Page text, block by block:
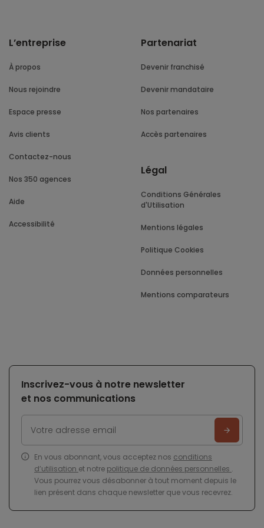
L’entreprise
À propos
Nous rejoindre
Espace presse
Avis clients
Contactez-nous
Nos 350 agences
Aide
Accessibilité
Partenariat
Devenir franchisé
Devenir mandataire
Nos partenaires
Accès partenaires
Légal
Conditions Générales
d'Utilisation
Mentions légales
Politique Cookies
Données personnelles
Mentions comparateurs
Inscrivez-vous à notre newsletter
et nos communications
En vous abonnant, vous acceptez nos conditions
d’utilisation et notre politique de données personnelles .
Vous pourrez vous désabonner à tout moment depuis le
lien présent dans chaque newsletter que vous recevrez.